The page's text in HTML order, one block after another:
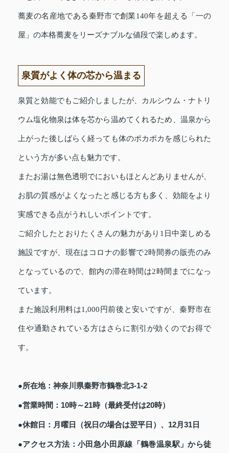
蕎麦の名産地である秦野市で創業140年を超える「一の
屋」の本格蕎麦をリーズナブルな値段で楽しめます。
泉質がよく体の芯から温まる
泉質と効能でもご紹介しましたが、カルシウム・ナトリ
ウム塩化物泉は体を芯から温めてくれるため、温泉から
上がった後しばらく経っても体のポカポカを感じられた
という方が多い点も魅力です。
またお湯は無色透明でにおいもほとんどありませんが、
お肌の質感がよくなったと感じる方も多く、効能をより
実感できる点がうれしいポイントです。
ご紹介したとおりたくさんの魅力があり1日中楽しめる
施設ですが、現在はコロナの影響で2時間券の販売のみ
となっているので、館内の滞在時間は2時間までになっ
ています。
また施設利用料は1,000円前後と安いですが、秦野市在
住や通勤されている方はさらに割引が効くのでお得で
す。
●所在地：神奈川県秦野市鶴巻北3-1-2
●営業時間：10時～21時（最終受付は20時）
●休館日：月曜日（祝日の場合は翌平日）、12月31日
●アクセス方法：小田急小田原線「鶴巻温泉駅」から徒